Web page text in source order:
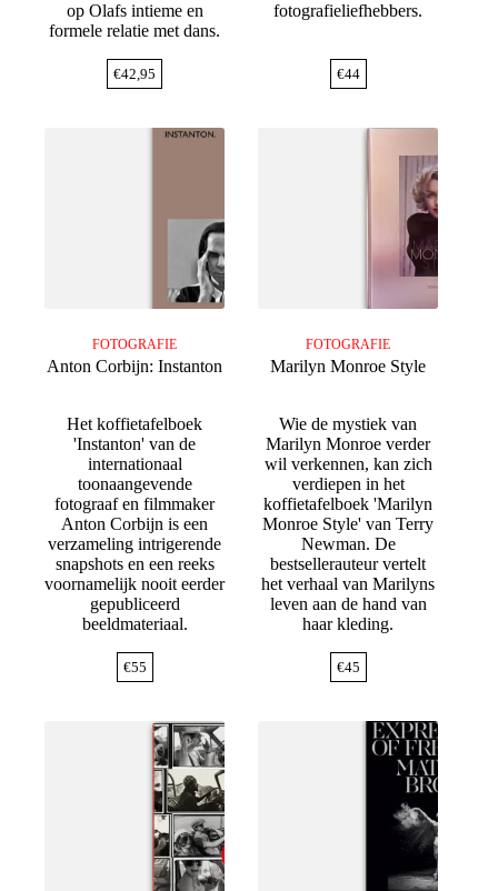
op Olafs intieme en
formele relatie met dans.
€42,95
fotografieliefhebbers.
€44
FOTOGRAFIE
Anton Corbijn: Instanton
Het koffietafelboek
'Instanton' van de
internationaal
toonaangevende
fotograaf en filmmaker
Anton Corbijn is een
verzameling intrigerende
snapshots en een reeks
voornamelijk nooit eerder
gepubliceerd
beeldmateriaal.
€55
FOTOGRAFIE
Marilyn Monroe Style
Wie de mystiek van
Marilyn Monroe verder
wil verkennen, kan zich
verdiepen in het
koffietafelboek 'Marilyn
Monroe Style' van Terry
Newman. De
bestsellerauteur vertelt
het verhaal van Marilyns
leven aan de hand van
haar kleding.
€45